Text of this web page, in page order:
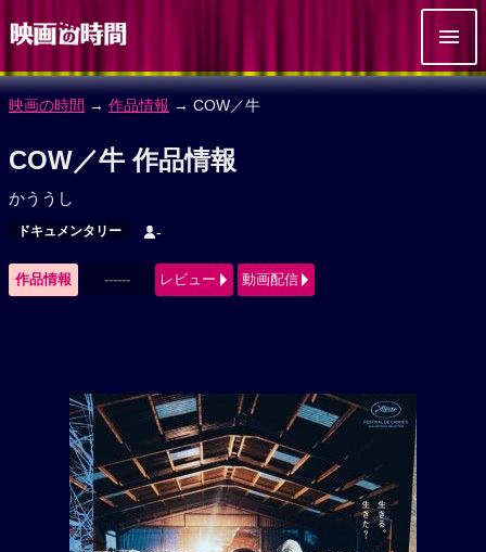
映画の時間 → 作品情報 → COW／牛
COW／牛 作品情報
かううし
ドキュメンタリー -
作品情報 ------ レビュー 動画配信